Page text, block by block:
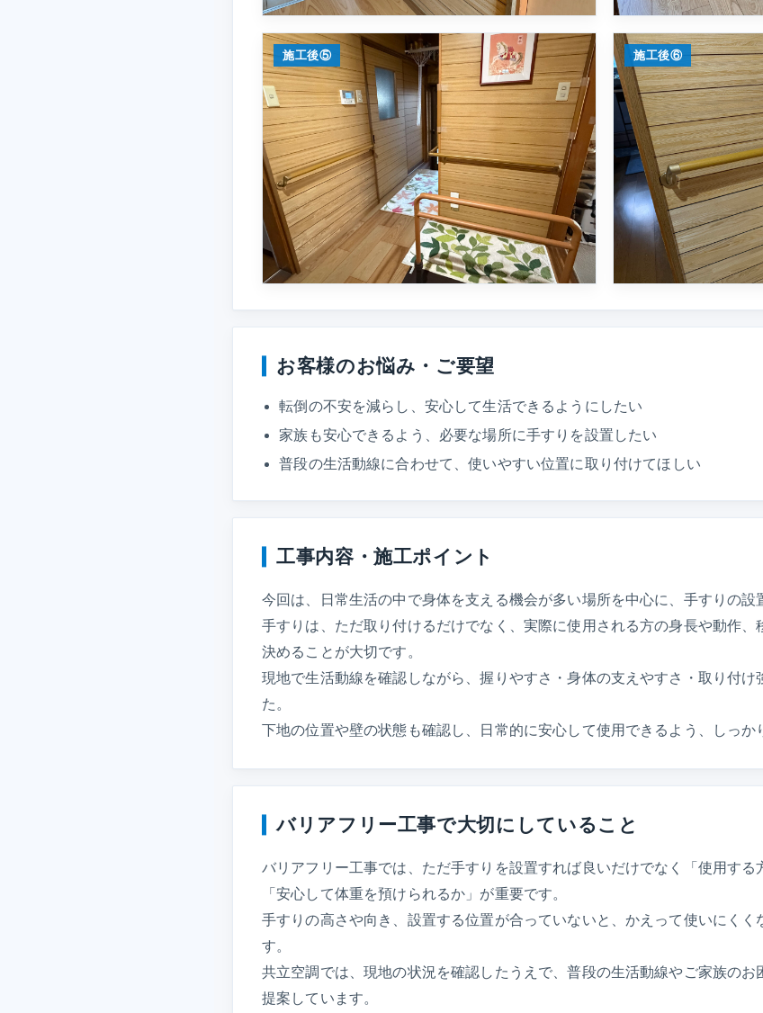
施工後⑤ 施工後⑥
お客様のお悩み・ご要望
転倒の不安を減らし、安心して生活できるようにしたい
家族も安心できるよう、必要な場所に手すりを設置したい
普段の生活動線に合わせて、使いやすい位置に取り付けてほしい
工事内容・施工ポイント
今回は、日常生活の中で身体を支える機会が多い場所を中心に、手すりの設
手すりは、ただ取り付けるだけでなく、実際に使用される方の身長や動作、
決めることが大切です。
現地で生活動線を確認しながら、握りやすさ・身体の支えやすさ・取り付け
た。
下地の位置や壁の状態も確認し、日常的に安心して使用できるよう、しっか
バリアフリー工事で大切にしていること
バリアフリー工事では、ただ手すりを設置すれば良いだけでなく「使用する
「安心して体重を預けられるか」が重要です。
手すりの高さや向き、設置する位置が合っていないと、かえって使いにくく
す。
共立空調では、現地の状況を確認したうえで、普段の生活動線やご家族のお
提案しています。